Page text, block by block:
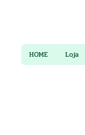
HOME Loja